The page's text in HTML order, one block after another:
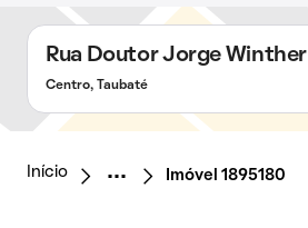
Rua Doutor Jorge Winther
Centro, Taubaté
Início Imóvel 1895180